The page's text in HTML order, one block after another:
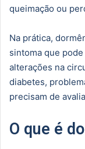
queimação ou
Na prática,
sintoma que
alterações na
diabetes,
precisam de
O que é